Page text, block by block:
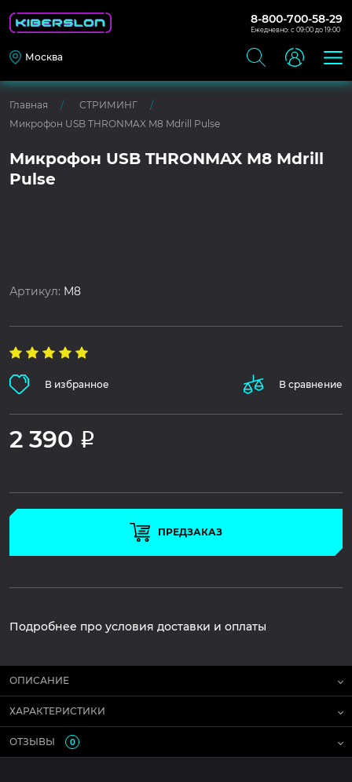
8-800-700-58-29
Ежедневно: с 09:00 до 19:00
Москва
Главная
СТРИМИНГ
Микрофон USB THRONMAX M8 Mdrill Pulse
Микрофон USB THRONMAX M8 Mdrill
Pulse
Артикул: M8
В избранное В сравнение
2 390 Р
ПРЕДЗАКАЗ
Подробнее про условия доставки и оплаты
ОПИСАНИЕ
ХАРАКТЕРИСТИКИ
ОТЗЫВЫ 0